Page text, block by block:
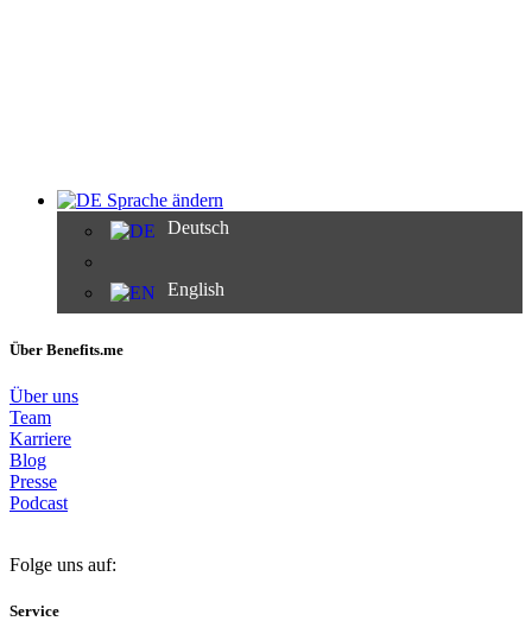
Sprache ändern
Deutsch
English
Über Benefits.me
Über uns
Team
Karriere
Blog
Presse
Podcast
Folge uns auf:
Service